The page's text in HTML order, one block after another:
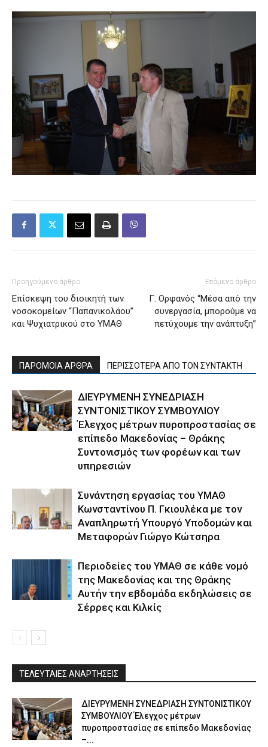
Προηγούμενο άρθρο
Επίσκεψη του διοικητή των
νοσοκομείων “Παπανικολάου”
και Ψυχιατρικού στο ΥΜΑΘ
Επόμενο άρθρο
Γ. Ορφανός “Μέσα από την
συνεργασία, μπορούμε να
πετύχουμε την ανάπτυξη”
ΠΑΡΟΜΟΙΑ ΑΡΘΡΑ ΠΕΡΙΣΣΟΤΕΡΑ ΑΠΟ ΤΟΝ ΣΥΝΤΑΚΤΗ
ΔΙΕΥΡΥΜΕΝΗ ΣΥΝΕΔΡΙΑΣΗ
ΣΥΝΤΟΝΙΣΤΙΚΟΥ ΣΥΜΒΟΥΛΙΟΥ
Έλεγχος μέτρων πυροπροστασίας σε
επίπεδο Μακεδονίας – Θράκης
Συντονισμός των φορέων και των
υπηρεσιών
Συνάντηση εργασίας του ΥΜΑΘ
Κωνσταντίνου Π. Γκιουλέκα με τον
Αναπληρωτή Υπουργό Υποδομών και
Μεταφορών Γιώργο Κώτσηρα
Περιοδείες του ΥΜΑΘ σε κάθε νομό
της Μακεδονίας και της Θράκης
Αυτήν την εβδομάδα εκδηλώσεις σε
Σέρρες και Κιλκίς
ΤΕΛΕΥΤΑΙΕΣ ΑΝΑΡΤΗΣΕΙΣ
ΔΙΕΥΡΥΜΕΝΗ ΣΥΝΕΔΡΙΑΣΗ ΣΥΝΤΟΝΙΣΤΙΚΟΥ
ΣΥΜΒΟΥΛΙΟΥ Έλεγχος μέτρων
πυροπροστασίας σε επίπεδο Μακεδονίας
–...